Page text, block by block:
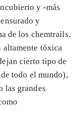
y -más
y
de los chemtrails,
altamente tóxica
cierto tipo de
todo el mundo),
las grandes